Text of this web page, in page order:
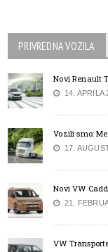
PRIVREDNA VOZILA
Novi Renault
14. APRILA
Vozili smo:
17.
Novi VW
21.
VW